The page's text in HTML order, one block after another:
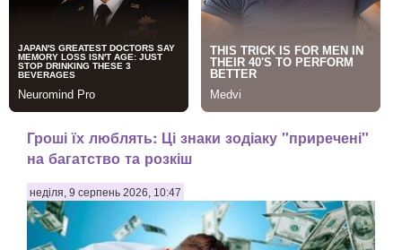
Гроші їх люблять: Ці знаки зодіаку "приречені"
на багатство та розкіш
неділя, 9 серпень 2026, 10:47